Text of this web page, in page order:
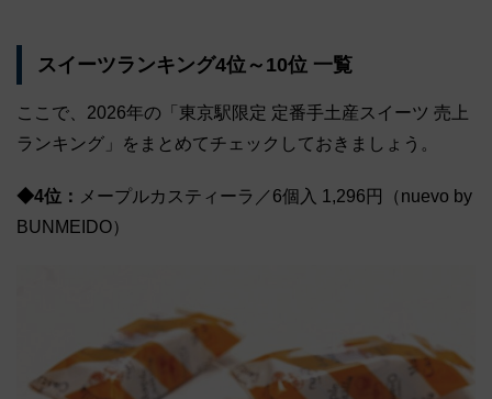
スイーツランキング4位～10位 一覧
ここで、2026年の「東京駅限定 定番手土産スイーツ 売上
ランキング」をまとめてチェックしておきましょう。
◆4位： メープルカスティーラ／6個入 1,296円（nuevo by
BUNMEIDO）